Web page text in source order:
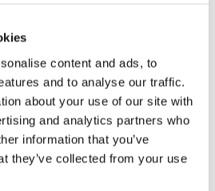
content and ads, to
and to analyse our traffic.
about your use of our site with
and analytics partners who
information that you’ve
they’ve collected from your use
og drives af vores kunders